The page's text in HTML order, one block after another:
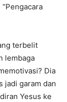
terbelit
lembaga
Dia
jadi garam dan
Yesus ke